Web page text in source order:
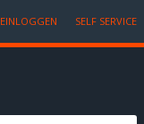
EINLOGGEN SELF SERVICE